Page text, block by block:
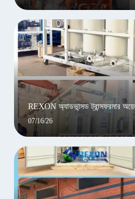
REXON অ্যাডভান্সড ট্রান্সফরমার
07/16/26